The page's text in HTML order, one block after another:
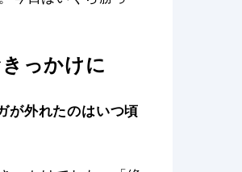
っかけに
が外れたのはいつ頃